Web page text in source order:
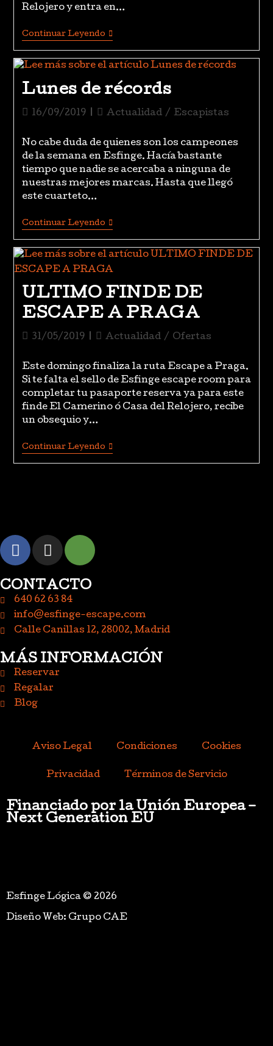
Relojero y entra en…
Continuar Leyendo
Lunes de récords
16/09/2019 Actualidad / Escapistas
No cabe duda de quienes son los campeones
de la semana en Esfinge. Hacía bastante
tiempo que nadie se acercaba a ninguna de
nuestras mejores marcas. Hasta que llegó
este cuarteto…
Continuar Leyendo
ULTIMO FINDE DE
ESCAPE A PRAGA
31/05/2019 Actualidad / Ofertas
Este domingo finaliza la ruta Escape a Praga.
Si te falta el sello de Esfinge escape room para
completar tu pasaporte reserva ya para este
finde El Camerino ó Casa del Relojero, recibe
un obsequio y…
Continuar Leyendo
CONTACTO
640 62 63 84
info@esfinge-escape.com
Calle Canillas 12, 28002, Madrid
MÁS INFORMACIÓN
Reservar
Regalar
Blog
Aviso Legal Condiciones Cookies
Privacidad Términos de Servicio
Financiado por la Unión Europea –
Next Generation EU
Esfinge Lógica © 2026
Diseño Web: Grupo CAE